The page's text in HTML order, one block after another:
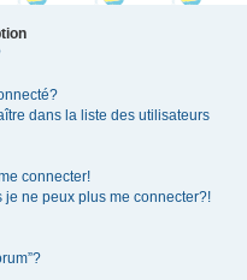
dans la liste des utilisateurs
connecter!
ne peux plus me connecter?!